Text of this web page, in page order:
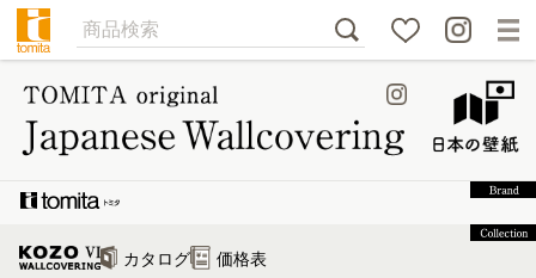
カタログ 価格表